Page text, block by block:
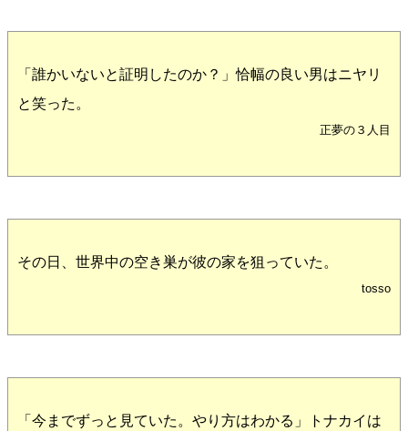
「誰かいないと証明したのか？」恰幅の良い男はニヤリ
と笑った。
正夢の３人目
その日、世界中の空き巣が彼の家を狙っていた。
tosso
「今までずっと見ていた。やり方はわかる」トナカイは